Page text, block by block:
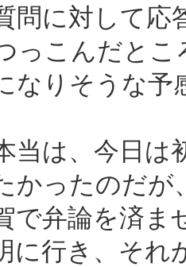
問に対して応
っこんだと
なりそうな予
当は、今日は
かったのだが
で弁論を済ま
に行き、それ